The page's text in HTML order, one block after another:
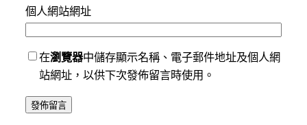
個人網站網址
在瀏覽器中儲存顯示名稱、電子郵件地址及個人網
站網址，以供下次發佈留言時使用。